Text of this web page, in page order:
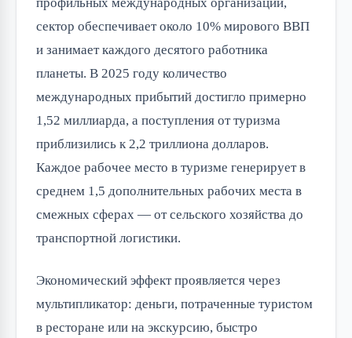
сектор обеспечивает около 10% мирового ВВП
и занимает каждого десятого работника
планеты. В 2025 году количество
международных прибытий достигло примерно
1,52 миллиарда, а поступления от туризма
приблизились к 2,2 триллиона долларов.
Каждое рабочее место в туризме генерирует в
среднем 1,5 дополнительных рабочих места в
смежных сферах — от сельского хозяйства до
транспортной логистики.
Экономический эффект проявляется через
мультипликатор: деньги, потраченные туристом
в ресторане или на экскурсию, быстро